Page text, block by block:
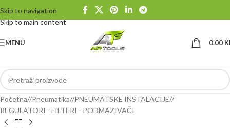
Skip to navigation
Skip to main content
MENU 0.00
Početna/ Pneumatika/ PNEUMATSKE INSTALACIJE/
REGULATORI - FILTERI - PODMAZIVAČI